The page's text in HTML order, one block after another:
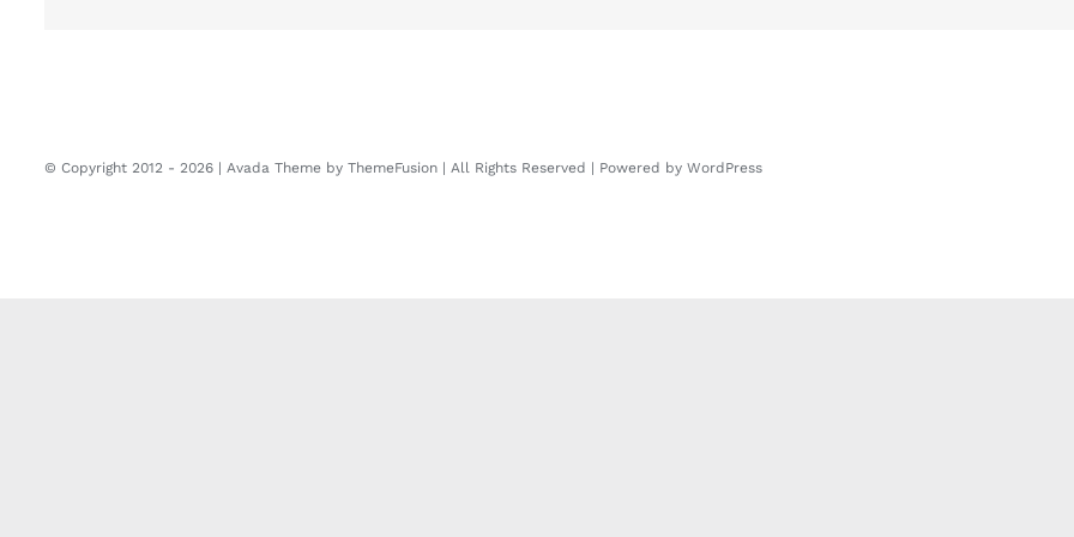
© Copyright 2012 - 2026 | Avada Theme by ThemeFusion | All Rights Reserved | Powered by WordPress